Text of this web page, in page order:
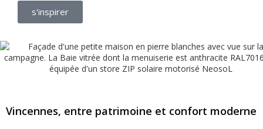
s'inspirer
Vincennes, entre patrimoine et confort moderne